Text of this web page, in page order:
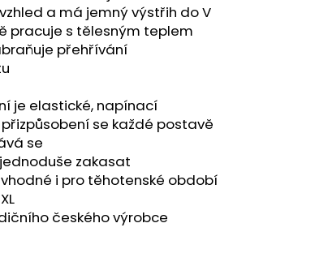
a má jemný výstřih do V
pracuje s tělesným teplem
přehřívání
je elastické, napínací
se každé postavě
se
zakasat
i pro těhotenské období
českého výrobce